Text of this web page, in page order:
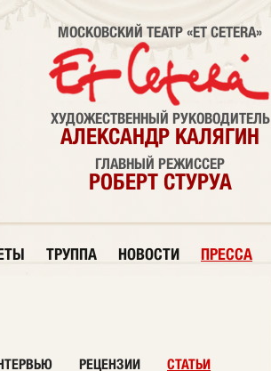
МОСКОВСКИЙ ТЕАТР «ET CETERA»
ХУДОЖЕСТВЕННЫЙ РУКОВОДИТЕЛЬ
АЛЕКСАНДР КАЛЯГИН
ГЛАВНЫЙ РЕЖИССЕР
РОБЕРТ СТУРУА
ТРУППА НОВОСТИ ПРЕССА
РЕЦЕНЗИИ СТАТЬИ